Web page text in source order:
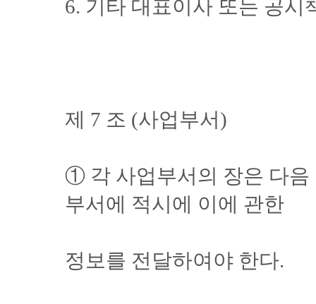
6. 기타 대표이사 또는 공
제 7 조 (사업부서)
① 각 사업부서의 장은 다음
부서에 적시에 이에 관한
정보를 전달하여야 한다.